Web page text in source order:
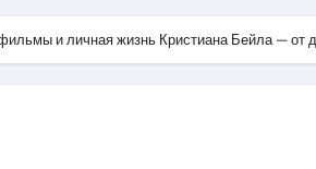
в салонах красоты
и сибирским городом: варианты
и личная жизнь Кристиана Бейла — от